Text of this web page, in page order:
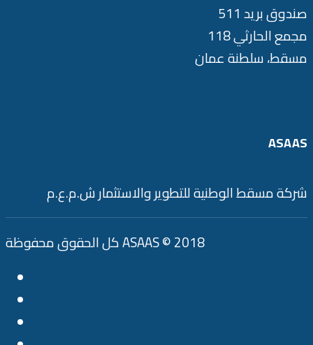
صندوق بريد 511
مجمع الحارثي 118
مسقط، سلطنة عمان
ASAAS
شركة مسقط الوطنية للتطوير والاستثمار ش.م.ع.م
كل الحقوق محفوظة ASAAS © 2018